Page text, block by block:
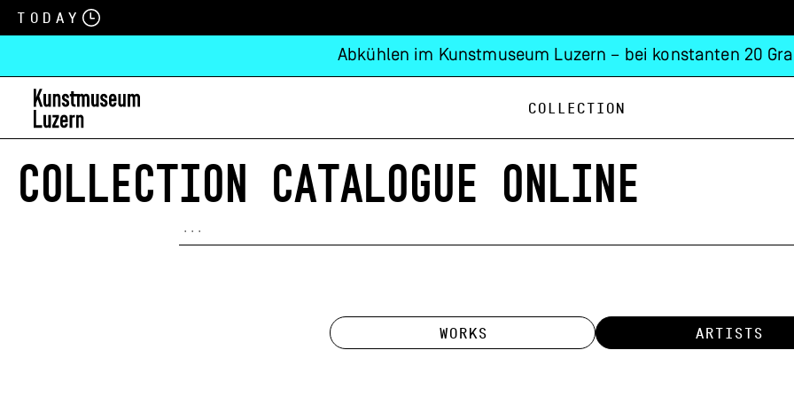
Today
Abkühlen im Kunstmuseum Luzern – bei konstanten 20
Collection
COLLECTION CATALOGUE ONLINE
WORKS ARTISTS